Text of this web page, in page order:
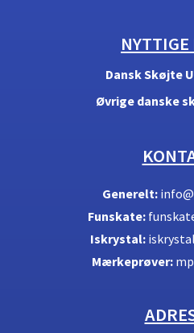
Dansk Skøjte
Øvrige danske
Generelt:
Funskate:
Iskrystal:
Mærkeprøver: